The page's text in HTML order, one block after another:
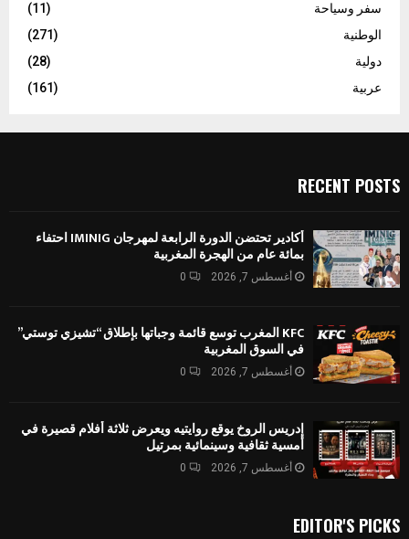
سفر وسياحة
(11)
الوطنية
(271)
دولية
(28)
عربية
(161)
RECENT POSTS
أكادير تحتضن الدورة الرابعة لمهرجان IMINIG احتفاء
بمائة عام من الهجرة المغربية
أغسطس 7, 2026 0
KFC المغرب توسع قائمة وجباتها بإطلاق “تشيزي توستي”
في السوق المغربية
أغسطس 7, 2026 0
إدريس الروخ يوقع روايتيه ويعرض ثلاثة أفلام قصيرة في
أمسية ثقافية وسينمائية بمرتيل
أغسطس 7, 2026 0
EDITOR'S PICKS